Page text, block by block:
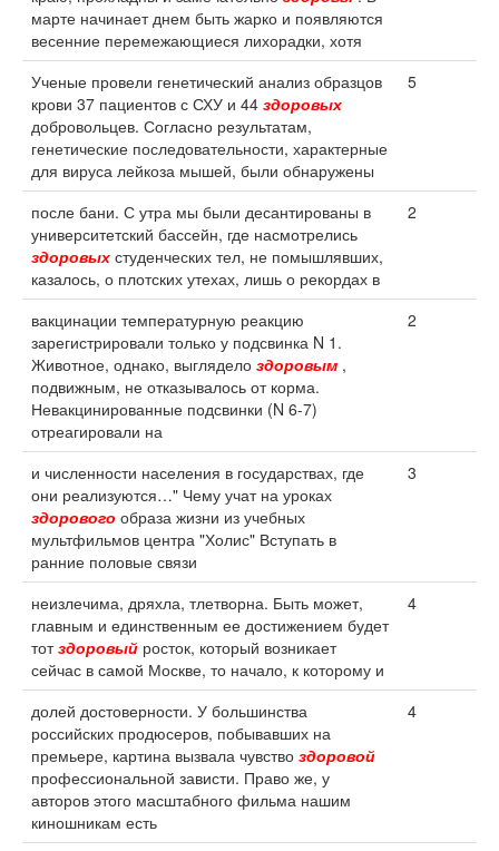
марте начинает днем быть жарко и появляются
весенние перемежающиеся лихорадки, хотя
Ученые провели генетический анализ образцов
крови 37 пациентов с СХУ и 44 здоровых
добровольцев. Согласно результатам,
генетические последовательности, характерные
для вируса лейкоза мышей, были обнаружены
5
после бани. С утра мы были десантированы в
университетский бассейн, где насмотрелись
здоровых студенческих тел, не помышлявших,
казалось, о плотских утехах, лишь о рекордах в
2
вакцинации температурную реакцию
зарегистрировали только у подсвинка N 1.
Животное, однако, выглядело здоровым ,
подвижным, не отказывалось от корма.
Невакцинированные подсвинки (N 6-7)
отреагировали на
2
и численности населения в государствах, где
они реализуются…" Чему учат на уроках
здорового образа жизни из учебных
мультфильмов центра "Холис" Вступать в
ранние половые связи
3
неизлечима, дряхла, тлетворна. Быть может,
главным и единственным ее достижением будет
тотздоровый росток, который возникает
сейчас в самой Москве, то начало, к которому и
4
долей достоверности. У большинства
российских продюсеров, побывавших на
премьере, картина вызвала чувство здоровой
профессиональной зависти. Право же, у
авторов этого масштабного фильма нашим
киношникам есть
4